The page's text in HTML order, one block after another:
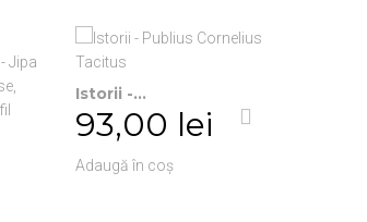
Istorii -...
93,00 lei
Adaugă în coș